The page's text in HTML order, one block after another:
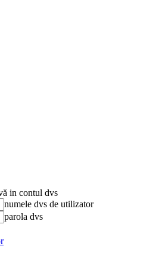
in contul dvs
numele dvs de utilizator
parola dvs